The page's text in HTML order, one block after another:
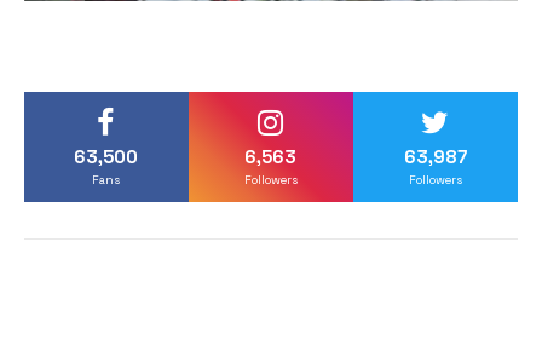
63,500
Fans
6,563
Followers
63,987
Followers